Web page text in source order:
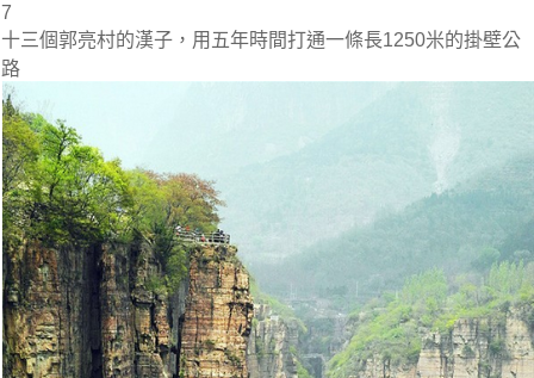
7
十三個郭亮村的漢子，用五年時間打通一條長1250米的掛壁公
路